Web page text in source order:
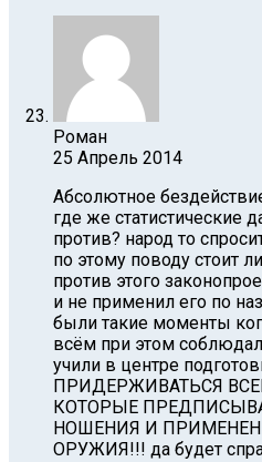
Роман
25 Апрель 2014
Абсолютное
где же статистические
против? народ то
по этому поводу стоит
против этого
и не применил его по
были такие моменты
всём при этом
учили в центре
ПРИДЕРЖИВАТЬСЯ
КОТОРЫЕ
НОШЕНИЯ И
ОРУЖИЯ!!! да будет